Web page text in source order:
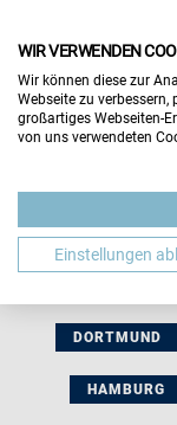
DORTMUND
HAMBURG
WIR VERWENDEN
Wir können diese zur
Webseite zu
großartiges Webseiten-
von uns verwendeten
Einstellungen